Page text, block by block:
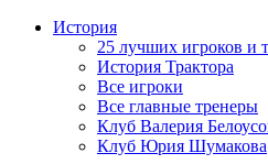
История
25 лучших игроков и
История Трактора
Все игроки
Все главные тренеры
Клуб Валерия
Клуб Юрия Шумакова